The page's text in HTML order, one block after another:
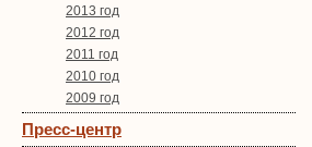
2013 год
2012 год
2011 год
2010 год
2009 год
Пресс-центр